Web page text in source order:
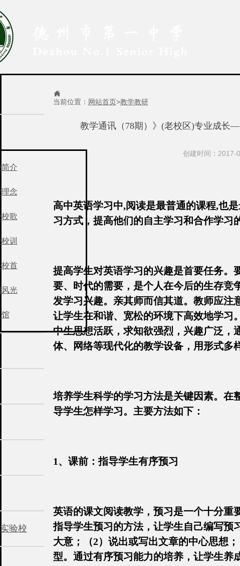
教学通讯（78期）》(老校区)专业成长
创建时间：2017-
高中英语学习中,阅读是最普通的课程,也
习方式，提高他们的自主学习和合作学习
提高学生对英语学习的兴趣是首要任务。
要、时代的需要，是个人在今后的生存竞
发学习兴趣。亲其师而信其道。教师应注
让学生在和谐、宽松的环境下高效地学习
中生思想活跃，求知欲强烈，兴趣广泛，
体、网络等现代化的教学设备，用形式多
培养学生科学的学习方法是关键因素。在
导学生怎样学习。主要方法如下：
1、课前：指导学生有序预习
英语的课文阅读教学，预习是一个十分重
指导学生预习的方法，让学生自己编写预
大意；（2）说出或写出文章的中心思想
型。通过有序预习能力的培养，让学生养

当前位置： 网站首页>教学教研
介
念
歌
训
首
光
验校